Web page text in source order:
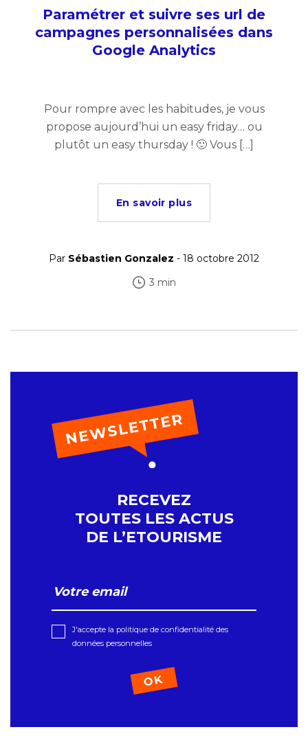
Paramétrer et suivre ses url de
campagnes personnalisées dans
Google Analytics
Pour rompre avec les habitudes, je vous
propose aujourd’hui un easy friday… ou
plutôt un easy thursday ! 🙂 Vous […]
En savoir plus
Par Sébastien Gonzalez - 18 octobre 2012
3 min
RECEVEZ
TOUTES LES ACTUS
DE L’ETOURISME
J'accepte la politique de confidentialité des
données personnelles